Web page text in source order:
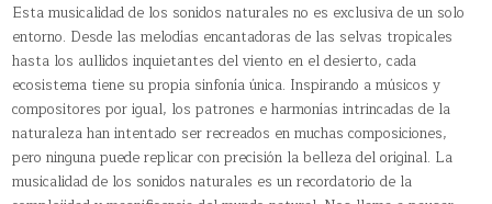
Esta musicalidad de los sonidos naturales no es exclusiva de un solo
entorno. Desde las melodías encantadoras de las selvas tropicales
hasta los aullidos inquietantes del viento en el desierto, cada
ecosistema tiene su propia sinfonía única. Inspirando a músicos y
compositores por igual, los patrones e harmonías intrincadas de la
naturaleza han intentado ser recreados en muchas composiciones,
pero ninguna puede replicar con precisión la belleza del original. La
musicalidad de los sonidos naturales es un recordatorio de la